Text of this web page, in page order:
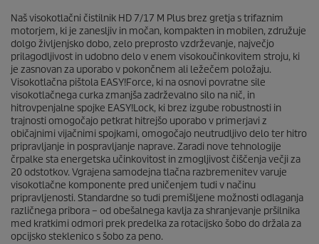
e
o
c
e
n
Naš visokotlačni čistilnik HD 7/17 M Plus brez gretja s trifaznim
motorjem, ki je zanesljiv in močan, kompakten in mobilen, združuje
dolgo življenjsko dobo, zelo preprosto vzdrževanje, največjo
prilagodljivost in udobno delo v enem visokoučinkovitem stroju, ki
je zasnovan za uporabo v pokončnem ali ležečem položaju.
Visokotlačna pištola EASY!Force, ki na osnovi povratne sile
visokotlačnega curka zmanjša zadrževalno silo na nič, in
hitrovpenjalne spojke EASY!Lock, ki brez izgube robustnosti in
trajnosti omogočajo petkrat hitrejšo uporabo v primerjavi z
običajnimi vijačnimi spojkami, omogočajo neutrudljivo delo ter hitro
pripravljanje in pospravljanje naprave. Zaradi nove tehnologije
črpalke sta energetska učinkovitost in zmogljivost čiščenja večji za
20 odstotkov. Vgrajena samodejna tlačna razbremenitev varuje
visokotlačne komponente pred uničenjem tudi v načinu
pripravljenosti. Standardne so tudi premišljene možnosti odlaganja
različnega pribora – od obešalnega kavlja za shranjevanje pršilnika
med kratkimi odmori prek predelka za rotacijsko šobo do držala za
opcijsko steklenico s šobo za peno.